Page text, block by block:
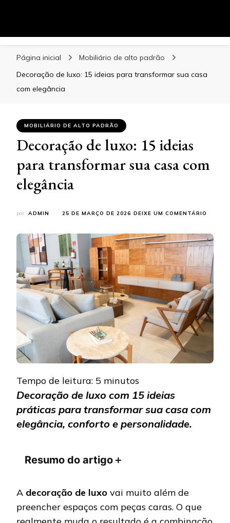
Blog
Página inicial
Mobiliário de alto padrão
Decoração de luxo: 15 ideias para transformar sua casa
com elegância
MOBILIÁRIO DE ALTO PADRÃO
Decoração de luxo: 15 ideias
para transformar sua casa com
elegância
por ADMIN 25 DE MARÇO DE 2026 DEIXE UM COMENTÁRIO
LUXO:
15
IDEIAS
PARA
SUA
CASA
COM
Tempo de leitura: 5 minutos
Decoração de luxo com 15 ideias
práticas para transformar sua casa com
elegância, conforto e personalidade.
Resumo do artigo＋
A decoração de luxo vai muito além de
preencher espaços com peças caras. O que